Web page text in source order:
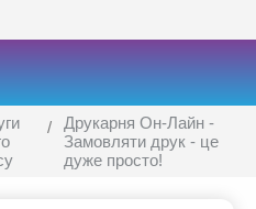
Друкарня Он-Лайн -
Замовляти друк - це
дуже просто!